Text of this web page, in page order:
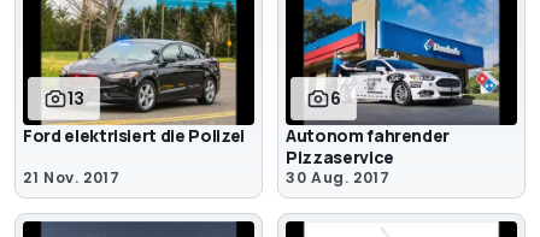
13
Ford elektrisiert die Polizei
21 Nov. 2017
6
Autonom fahrender
Pizzaservice
30 Aug. 2017